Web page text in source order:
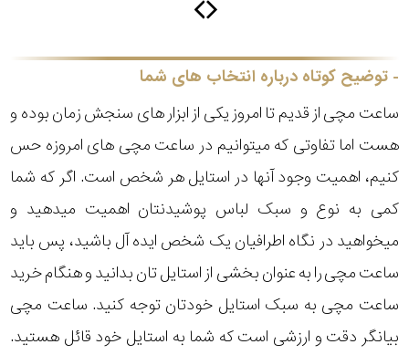
توضیح کوتاه درباره انتخاب های شما
ساعت مچی از قدیم تا امروز یکی از ابزار های سنجش زمان بوده و
هست اما تفاوتی که میتوانیم در ساعت مچی های امروزه حس
کنیم، اهمیت وجود آنها در استایل هر شخص است. اگر که شما
کمی به نوع و سبک لباس پوشیدنتان اهمیت میدهید و
میخواهید در نگاه اطرافیان یک شخص ایده آل باشید، پس باید
ساعت مچی را به عنوان بخشی از استایل تان بدانید و هنگام خرید
ساعت مچی به سبک استایل خودتان توجه کنید. ساعت مچی
بیانگر دقت و ارزشی است که شما به استایل خود قائل هستید.
اورینت
پیلار
لیکوپر
آدیداس
جنسیت
استایل